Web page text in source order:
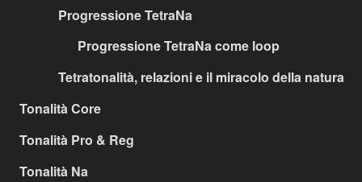
Progressione TetraNa
Progressione TetraNa come loop
Tetratonalità, relazioni e il miracolo della natura
Tonalità Core
Tonalità Pro & Reg
Tonalità Na